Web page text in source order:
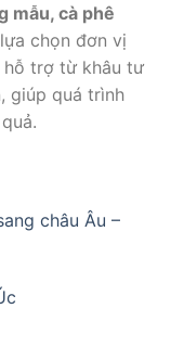
mẫu, cà phê
chọn đơn vị
hỗ trợ từ khâu tư
giúp quá trình
châu Âu –